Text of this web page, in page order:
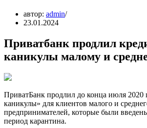
автор: admin
23.01.2024
Приватбанк продлил
каникулы малому и
ПриватБанк продлил до конца июля 2020
каникулы» для клиентов малого и
предпринимателей, которые были
период карантина.